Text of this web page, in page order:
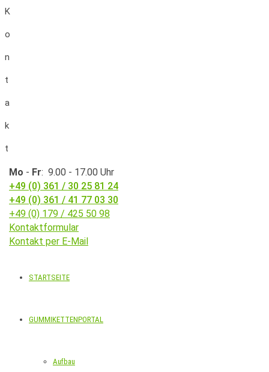
K
o
n
t
a
k
t
Mo - Fr: 9.00 - 17.00 Uhr
+49 (0) 361 / 30 25 81 24
+49 (0) 361 / 41 77 03 30
+49 (0) 179 / 425 50 98
Kontaktformular
Kontakt per E-Mail
STARTSEITE
GUMMIKETTENPORTAL
Aufbau